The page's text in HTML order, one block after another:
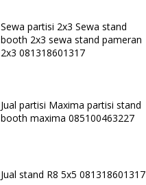
Sewa partisi 2x3 Sewa stand
booth 2x3 sewa stand pameran
2x3 081318601317
Jual partisi Maxima partisi stand
booth maxima 085100463227
Jual stand R8 5x5 081318601317